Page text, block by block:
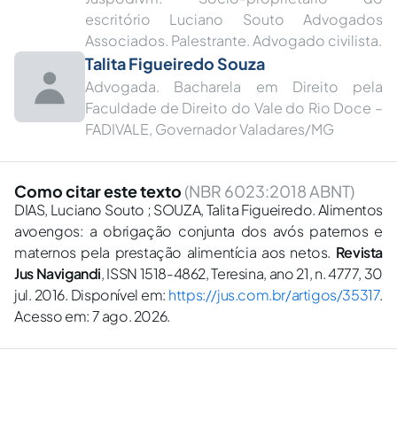
escritório Luciano Souto Advogados
Associados. Palestrante. Advogado civilista.
Talita Figueiredo Souza
Advogada. Bacharela em Direito pela
Faculdade de Direito do Vale do Rio Doce –
FADIVALE, Governador Valadares/MG
Como citar este texto (NBR 6023:2018 ABNT)
DIAS, Luciano Souto ; SOUZA, Talita Figueiredo. Alimentos
avoengos: a obrigação conjunta dos avós paternos e
maternos pela prestação alimentícia aos netos. Revista
Jus Navigandi , ISSN 1518-4862, Teresina, ano 21, n. 4777, 30
jul. 2016. Disponível em: https://jus.com.br/artigos/35317.
Acesso em: 7 ago. 2026.